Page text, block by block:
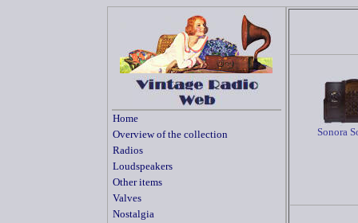
Home
Overview of the collection
Radios
Loudspeakers
Other items
Valves
Nostalgia
Sonora